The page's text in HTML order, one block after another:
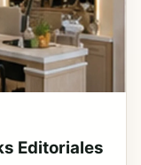
Editoriales